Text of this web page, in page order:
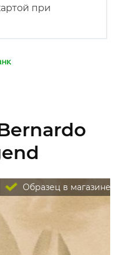
при
Образец в магазине